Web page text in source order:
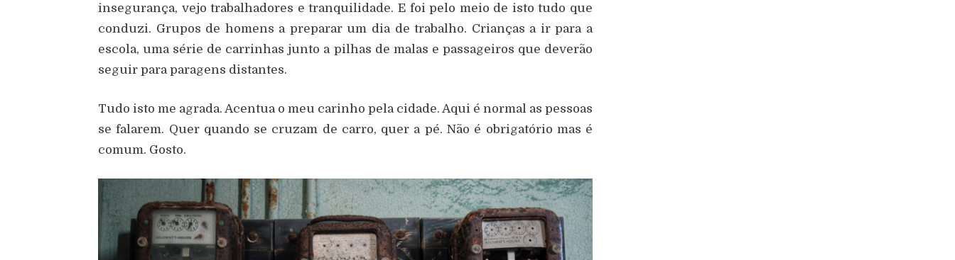
insegurança, vejo trabalhadores e tranquilidade. E foi pelo meio de isto tudo que
conduzi. Grupos de homens a preparar um dia de trabalho. Crianças a ir para a
escola, uma série de carrinhas junto a pilhas de malas e passageiros que deverão
seguir para paragens distantes.
Tudo isto me agrada. Acentua o meu carinho pela cidade. Aqui é normal as pessoas
se falarem. Quer quando se cruzam de carro, quer a pé. Não é obrigatório mas é
comum. Gosto.